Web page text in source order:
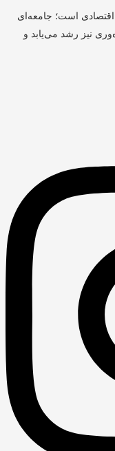
است؛ جامعه‌ای
نیز رشد می‌یابد و